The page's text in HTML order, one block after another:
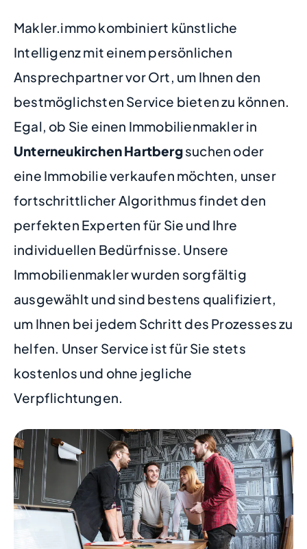
Makler.immo kombiniert künstliche
Intelligenz mit einem persönlichen
Ansprechpartner vor Ort, um Ihnen den
bestmöglichsten Service bieten zu können.
Egal, ob Sie einen Immobilienmakler in
Unterneukirchen Hartbergsuchen oder
eine Immobilie verkaufen möchten, unser
fortschrittlicher Algorithmus findet den
perfekten Experten für Sie und Ihre
individuellen Bedürfnisse. Unsere
Immobilienmakler wurden sorgfältig
ausgewählt und sind bestens qualifiziert,
um Ihnen bei jedem Schritt des Prozesses zu
helfen. Unser Service ist für Sie stets
kostenlos und ohne jegliche
Verpflichtungen.